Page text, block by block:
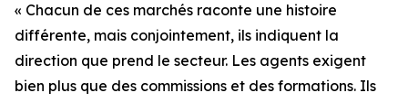
« Chacun de ces marchés raconte une histoire
différente, mais conjointement, ils indiquent la
direction que prend le secteur. Les agents exigent
bien plus que des commissions et des formations. Ils